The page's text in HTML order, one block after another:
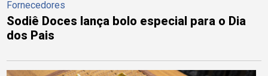
Fornecedores
Sodiê Doces lança bolo especial para o Dia
dos Pais